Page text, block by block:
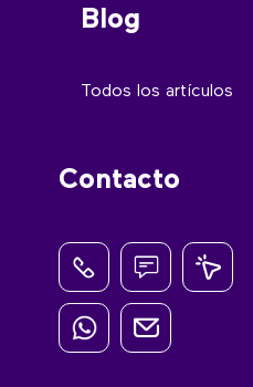
Blog
Todos los artículos
Contacto